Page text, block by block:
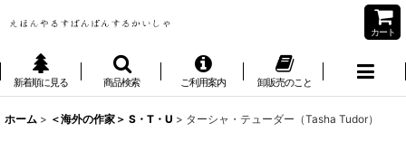
カート
新着順に見る 商品検索 ご利用案内 卸販売のこと
ホーム > ＜海外の作家＞ S・T・U > ターシャ・テューダー（Tasha Tudor）